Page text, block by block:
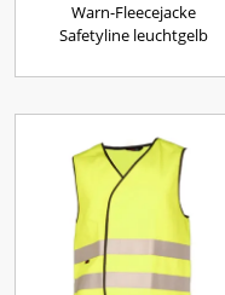
Warn-Fleecejacke
Safetyline leuchtgelb